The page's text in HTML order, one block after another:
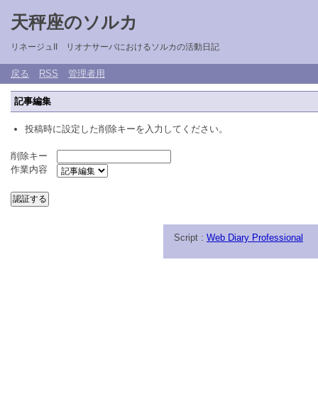
天秤座のソルカ
リネージュII リオナサーバにおけるソルカの活動日記
戻る RSS 管理者用
記事編集
投稿時に設定した削除キーを入力してください。
削除キー
作業内容
Script : Web Diary Professional